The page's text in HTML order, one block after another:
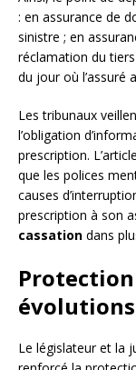
: en assurance de
sinistre ; en
réclamation du
du jour où l’assuré
Les tribunaux
l’obligation
prescription.
que les polices
causes
prescription à son
cassation dans
Le législateur et la